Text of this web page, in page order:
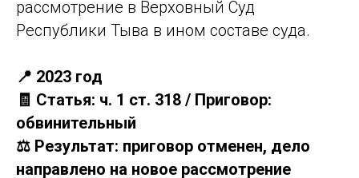
рассмотрение в Верховный Суд
Республики Тыва в ином составе суда.
📍 2023 год
🧾 Статья: ч. 1 ст. 318 / Приговор:
обвинительный
⚖️ Результат: приговор отменен, дело
направлено на новое рассмотрение